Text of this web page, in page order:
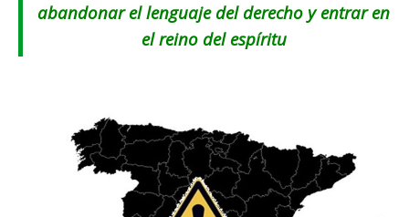
abandonar el lenguaje del derecho y entrar en
el reino del espíritu